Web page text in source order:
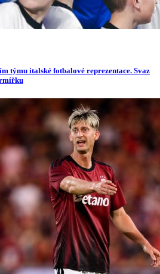
týmu italské fotbalové reprezentace. Svaz